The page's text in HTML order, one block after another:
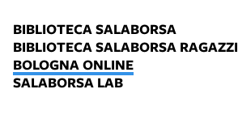
BIBLIOTECA SALABORSA
BIBLIOTECA SALABORSA RAGAZZI
BOLOGNA ONLINE
SALABORSA LAB